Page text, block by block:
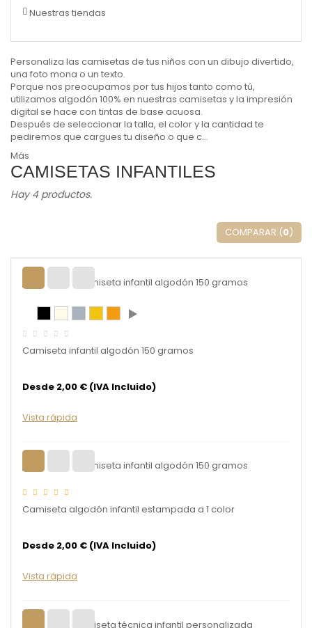
Nuestras tiendas
Personaliza las camisetas de tus niños con un dibujo divertido,
una foto mona o un texto.
Porque nos preocupamos por tus hijos tanto como tú,
utilizamos algodón 100% en nuestras camisetas y la impresión
digital se hace con tintas de base acuosa.
Después de seleccionar la talla, el color y la cantidad te
pediremos que cargues tu diseño o que c...
Más
CAMISETAS INFANTILES
Hay 4 productos.
COMPARAR (0)
Camiseta infantil algodón 150 gramos
Desde 2,00 € (IVA Incluido)
Vista rápida
Camiseta algodón infantil estampada a 1 color
Desde 2,00 € (IVA Incluido)
Vista rápida